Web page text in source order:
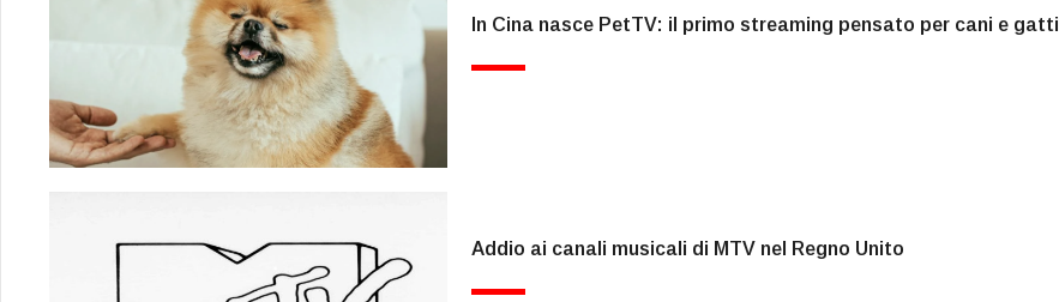
In Cina nasce PetTV: il primo streaming pensato per cani e gatti
Addio ai canali musicali di MTV nel Regno Unito